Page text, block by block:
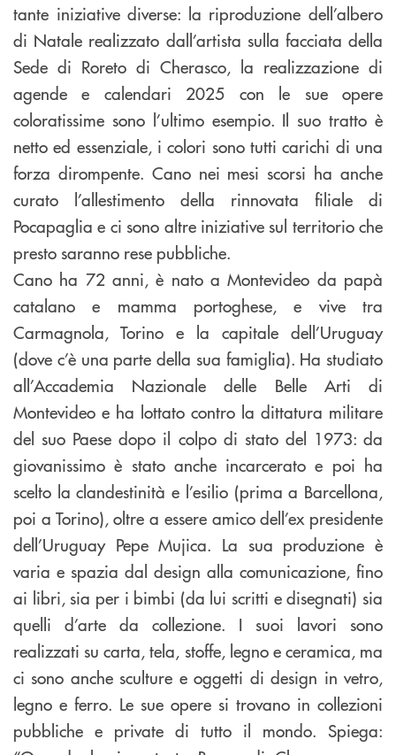
tante iniziative diverse: la riproduzione dell’albero
di Natale realizzato dall’artista sulla facciata della
Sede di Roreto di Cherasco, la realizzazione di
agende e calendari 2025 con le sue opere
coloratissime sono l’ultimo esempio. Il suo tratto è
netto ed essenziale, i colori sono tutti carichi di una
forza dirompente. Cano nei mesi scorsi ha anche
curato l’allestimento della rinnovata filiale di
Pocapaglia e ci sono altre iniziative sul territorio che
presto saranno rese pubbliche.
Cano ha 72 anni, è nato a Montevideo da papà
catalano e mamma portoghese, e vive tra
Carmagnola, Torino e la capitale dell’Uruguay
(dove c’è una parte della sua famiglia). Ha studiato
all’Accademia Nazionale delle Belle Arti di
Montevideo e ha lottato contro la dittatura militare
del suo Paese dopo il colpo di stato del 1973: da
giovanissimo è stato anche incarcerato e poi ha
scelto la clandestinità e l’esilio (prima a Barcellona,
poi a Torino), oltre a essere amico dell’ex presidente
dell’Uruguay Pepe Mujica. La sua produzione è
varia e spazia dal design alla comunicazione, fino
ai libri, sia per i bimbi (da lui scritti e disegnati) sia
quelli d’arte da collezione. I suoi lavori sono
realizzati su carta, tela, stoffe, legno e ceramica, ma
ci sono anche sculture e oggetti di design in vetro,
legno e ferro. Le sue opere si trovano in collezioni
pubbliche e private di tutto il mondo. Spiega: